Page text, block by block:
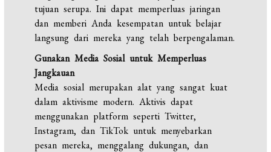
tujuan serupa. Ini dapat memperluas jaringan
dan memberi Anda kesempatan untuk belajar
langsung dari mereka yang telah berpengalaman.
Gunakan Media Sosial untuk Memperluas
Jangkauan
Media sosial merupakan alat yang sangat kuat
dalam aktivisme modern. Aktivis dapat
menggunakan platform seperti Twitter,
Instagram, dan TikTok untuk menyebarkan
pesan mereka, menggalang dukungan, dan